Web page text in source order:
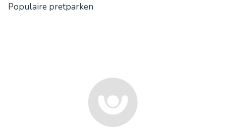
Populaire pretparken